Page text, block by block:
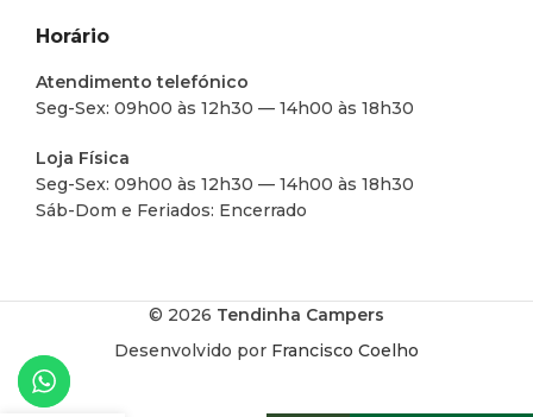
Horário
Atendimento telefónico
Seg-Sex: 09h00 às 12h30 — 14h00 às 18h30
Loja Física
Seg-Sex: 09h00 às 12h30 — 14h00 às 18h30
Sáb-Dom e Feriados: Encerrado
© 2026 Tendinha Campers
Desenvolvido por Francisco Coelho